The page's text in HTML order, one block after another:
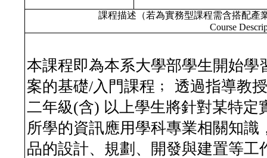
課程描述（若為實務型課程需含搭配產
Course
本課程即為本系大學部學生開始
案的基礎/入門課程﹔ 透過指導教
二年級(含) 以上學生將針對某特定
所學的資訊應用學科專業相關知
品的設計、規劃、開發與建置等